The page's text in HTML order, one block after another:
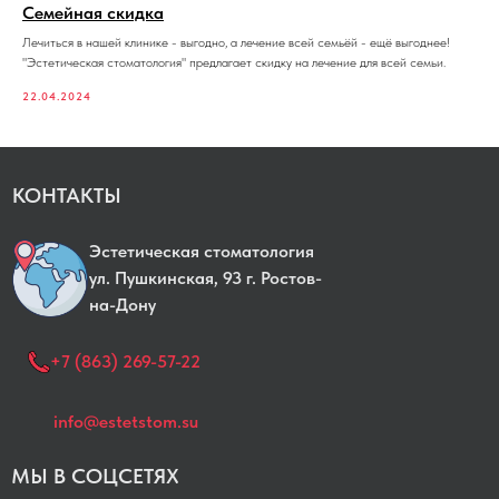
Семейная скидка
Лечиться в нашей клинике - выгодно, а лечение всей семьёй - ещё выгоднее!
"Эстетическая стоматология" предлагает скидку на лечение для всей семьи.
22.04.2024
КОНТАКТЫ
Эстетическая стоматология
yл. Пушкинская, 93 г. Ростов-
на-Дону
+7 (863) 269-57-22
info@estetstom.su
МЫ В СОЦСЕТЯХ